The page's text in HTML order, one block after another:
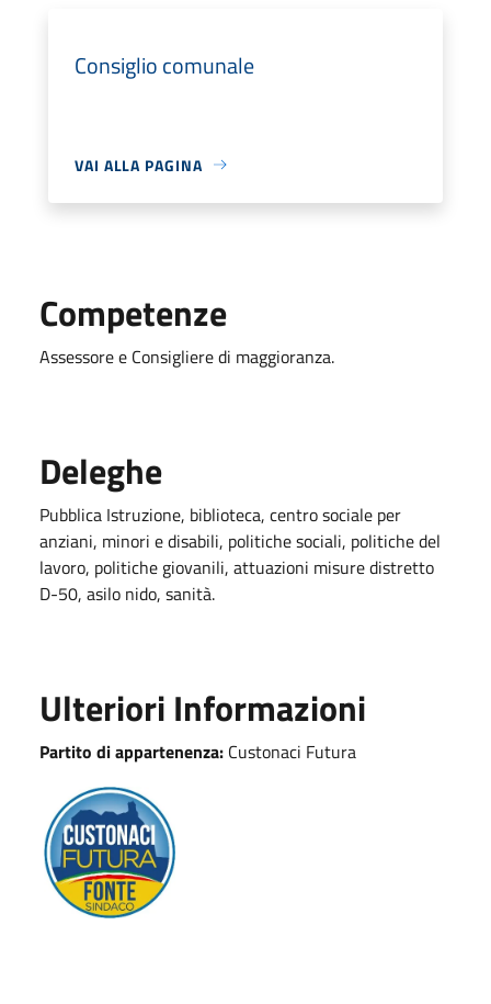
Consiglio comunale
VAI ALLA PAGINA
Competenze
Assessore e Consigliere di maggioranza.
Deleghe
Pubblica Istruzione, biblioteca, centro sociale per
anziani, minori e disabili, politiche sociali, politiche del
lavoro, politiche giovanili, attuazioni misure distretto
D-50, asilo nido, sanità.
Ulteriori Informazioni
Partito di appartenenza: Custonaci Futura